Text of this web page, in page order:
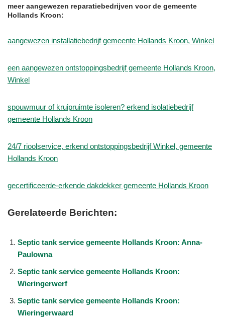
meer aangewezen reparatiebedrijven voor de gemeente
Hollands Kroon:
aangewezen installatiebedrijf gemeente Hollands Kroon, Winkel
een aangewezen ontstoppingsbedrijf gemeente Hollands Kroon,
Winkel
spouwmuur of kruipruimte isoleren? erkend isolatiebedrijf
gemeente Hollands Kroon
24/7 rioolservice, erkend ontstoppingsbedrijf Winkel, gemeente
Hollands Kroon
gecertificeerde-erkende dakdekker gemeente Hollands Kroon
Gerelateerde Berichten:
Septic tank service gemeente Hollands Kroon: Anna-
Paulowna
Septic tank service gemeente Hollands Kroon:
Wieringerwerf
Septic tank service gemeente Hollands Kroon:
Wieringerwaard